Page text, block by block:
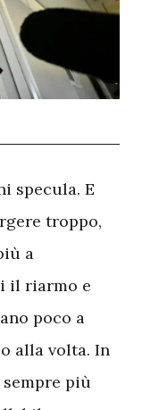
specula. E
troppo,
a
il riarmo e
poco a
alla volta. In
più